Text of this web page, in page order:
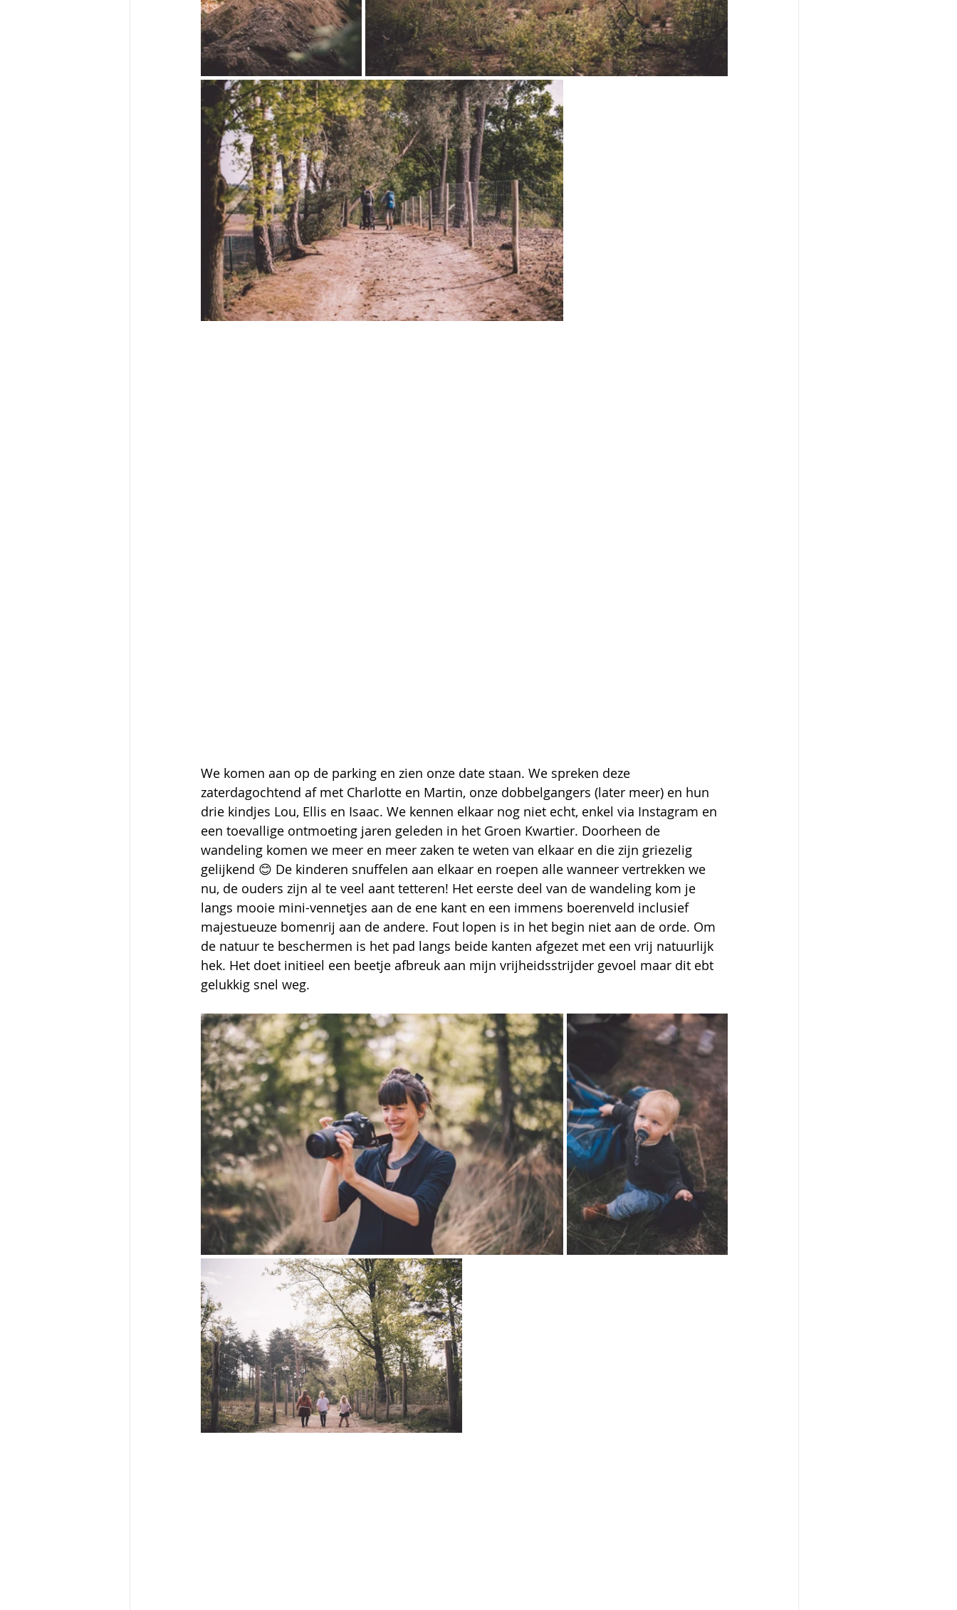
We komen aan op de parking en zien onze date staan. We spreken deze
zaterdagochtend af met Charlotte en Martin, onze dobbelgangers (later meer) en hun
drie kindjes Lou, Ellis en Isaac. We kennen elkaar nog niet echt, enkel via Instagram en
een toevallige ontmoeting jaren geleden in het Groen Kwartier. Doorheen de
wandeling komen we meer en meer zaken te weten van elkaar en die zijn griezelig
gelijkend 😊 De kinderen snuffelen aan elkaar en roepen alle wanneer vertrekken we
nu, de ouders zijn al te veel aant tetteren! Het eerste deel van de wandeling kom je
langs mooie mini-vennetjes aan de ene kant en een immens boerenveld inclusief
majestueuze bomenrij aan de andere. Fout lopen is in het begin niet aan de orde. Om
de natuur te beschermen is het pad langs beide kanten afgezet met een vrij natuurlijk
hek. Het doet initieel een beetje afbreuk aan mijn vrijheidsstrijder gevoel maar dit ebt
gelukkig snel weg.